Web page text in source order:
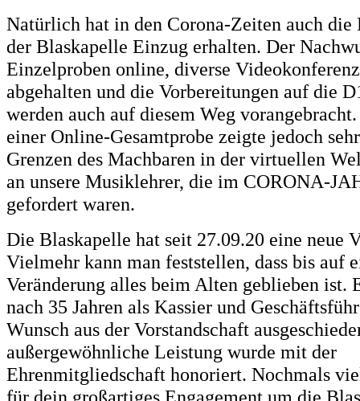
Natürlich hat in den Corona-Zeiten auch
der Blaskapelle Einzug erhalten. Der
Einzelproben online, diverse
abgehalten und die Vorbereitungen auf die
werden auch auf diesem Weg
einer Online-Gesamtprobe zeigte jedoch
Grenzen des Machbaren in der virtuellen
an unsere Musiklehrer, die im CORONA-
gefordert waren.
Die Blaskapelle hat seit 27.09.20 eine neue
Vielmehr kann man feststellen, dass bis auf
Veränderung alles beim Alten geblieben ist.
nach 35 Jahren als Kassier und
Wunsch aus der Vorstandschaft
außergewöhnliche Leistung wurde mit der
Ehrenmitgliedschaft honoriert. Nochmals
für dein großartiges Engagement um die